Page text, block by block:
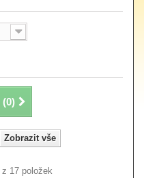
(0)
Zobrazit vše
17 položek